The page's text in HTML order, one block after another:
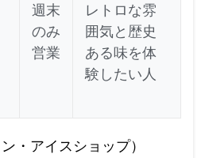
週末
のみ
営業
レトロな雰
囲気と歴史
ある味を体
験したい人
・アイスショップ）